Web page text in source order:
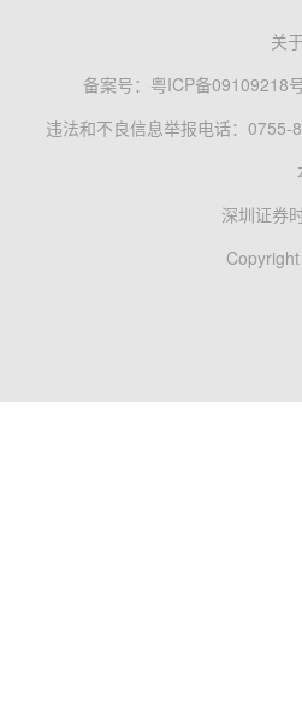
关
备案号： 粤ICP备09109218
违法和不良信息举报电话：0755-
深圳证券